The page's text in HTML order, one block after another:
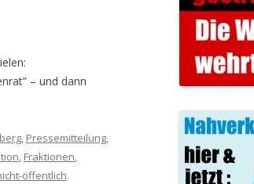
– und dann
, Pressemitteilung,
, Fraktionen,
öffentlich.